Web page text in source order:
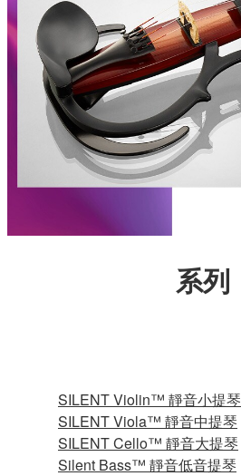
系列
SILENT Violin™ 靜音小提琴
SILENT Viola™ 靜音中提琴
SILENT Cello™ 靜音大提琴
Silent Bass™ 靜音低音提琴